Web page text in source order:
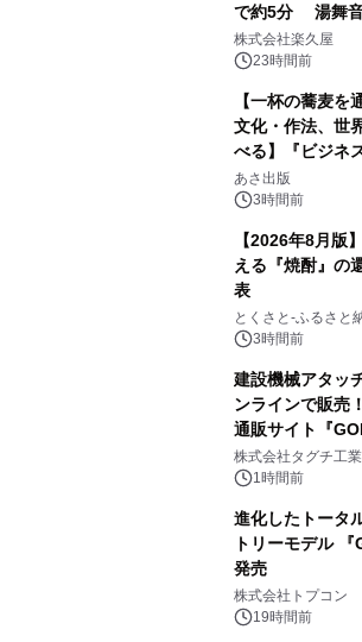
で約5分 湯舞音
メニューを提供
株式会社楽久屋
23時間前
【一杯の蕎麦を
文化・作法、世
べる】『ビジネ
養としての蕎麦
（火）発売
あさ出版
3時間前
【2026年8月版
える『焼酎』の
表
とくさと-ふるさと
3時間前
建設機械アタッ
ンラインで販売
通販サイト『
プン
株式会社タグチ工業
1時間前
進化したトータ
トリーモデル
発売
株式会社トプコン
19時間前